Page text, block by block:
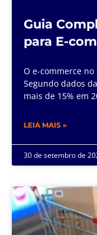
Guia
para E-
O e-commerce
Segundo dados
mais de 15% em
LEIA MAIS »
30 de setembro de